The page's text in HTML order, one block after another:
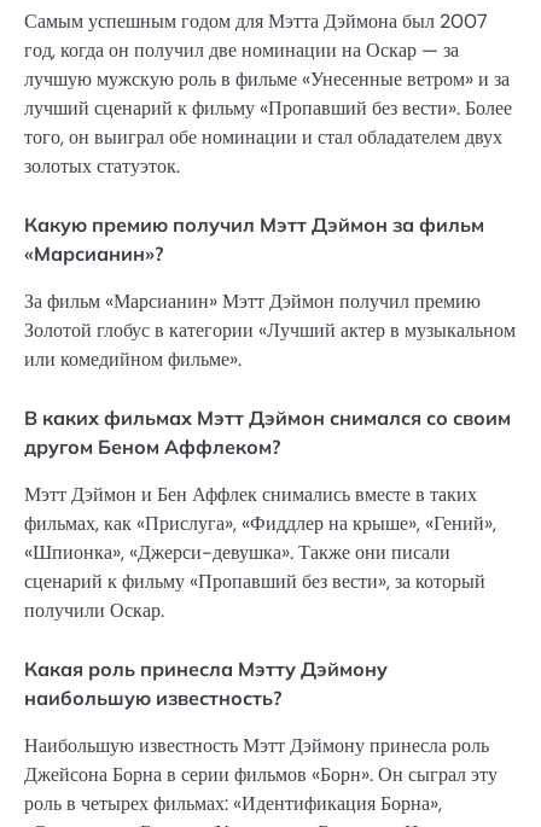
Самым успешным годом для Мэтта Дэймона был 2007
год, когда он получил две номинации на Оскар — за
лучшую мужскую роль в фильме «Унесенные ветром» и за
лучший сценарий к фильму «Пропавший без вести». Более
того, он выиграл обе номинации и стал обладателем двух
золотых статуэток.
Какую премию получил Мэтт Дэймон за фильм
«Марсианин»?
За фильм «Марсианин» Мэтт Дэймон получил премию
Золотой глобус в категории «Лучший актер в музыкальном
или комедийном фильме».
В каких фильмах Мэтт Дэймон снимался со своим
другом Беном Аффлеком?
Мэтт Дэймон и Бен Аффлек снимались вместе в таких
фильмах, как «Прислуга», «Фиддлер на крыше», «Гений»,
«Шпионка», «Джерси-девушка». Также они писали
сценарий к фильму «Пропавший без вести», за который
получили Оскар.
Какая роль принесла Мэтту Дэймону
наибольшую известность?
Наибольшую известность Мэтт Дэймону принесла роль
Джейсона Борна в серии фильмов «Борн». Он сыграл эту
роль в четырех фильмах: «Идентификация Борна»,